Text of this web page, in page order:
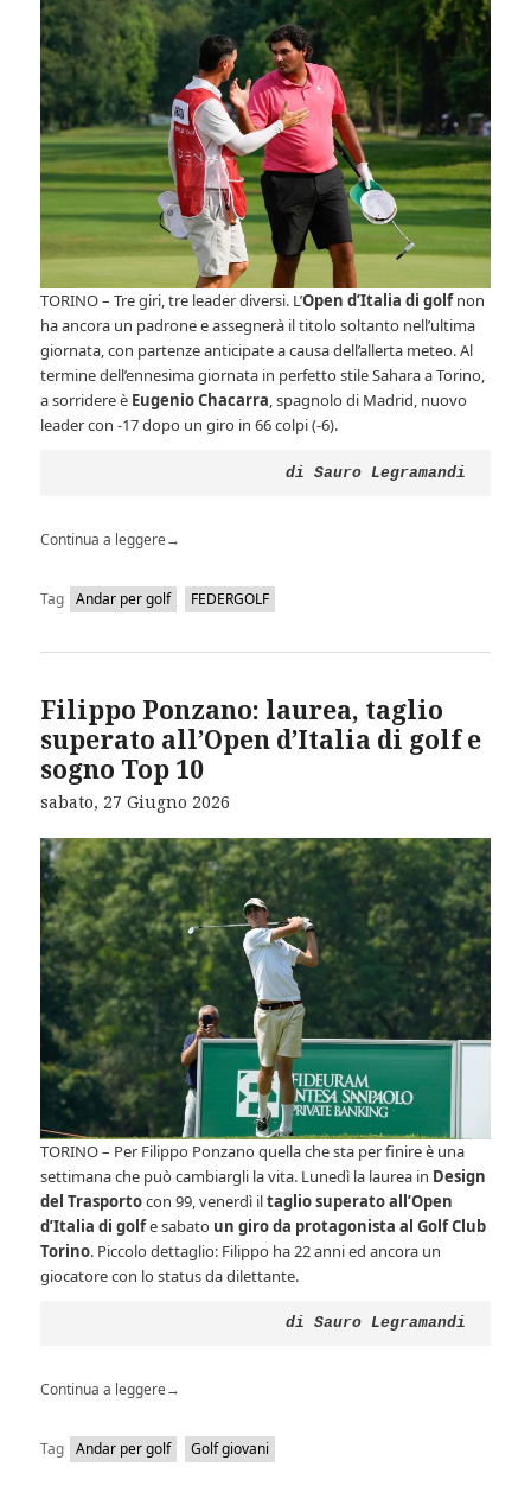
TORINO – Tre giri, tre leader diversi. L’Open d’Italia di golfnon
ha ancora un padrone e assegnerà il titolo soltanto nell’ultima
giornata, con partenze anticipate a causa dell’allerta meteo. Al
termine dell’ennesima giornata in perfetto stile Sahara a Torino,
a sorridere è Eugenio Chacarra, spagnolo di Madrid, nuovo
leader con -17dopo un giro in 66 colpi (-6).
di Sauro Legramandi
Continua a leggere→
Tag Andar per golf FEDERGOLF
Filippo Ponzano: laurea, taglio
superato all’Open d’Italia di golf e
sogno Top 10
sabato, 27 Giugno 2026
TORINO – Per Filippo Ponzano quella che sta per finire è una
settimana che può cambiargli la vita. Lunedì la laurea in Design
del Trasportocon 99, venerdì iltaglio superato all’Open
d’Italia di golfe sabato un giro da protagonista al Golf Club
Torino. Piccolo dettaglio: Filippo ha 22 anni ed ancora un
giocatore con lo status da dilettante.
di Sauro Legramandi
Continua a leggere→
Tag Andar per golf Golf giovani